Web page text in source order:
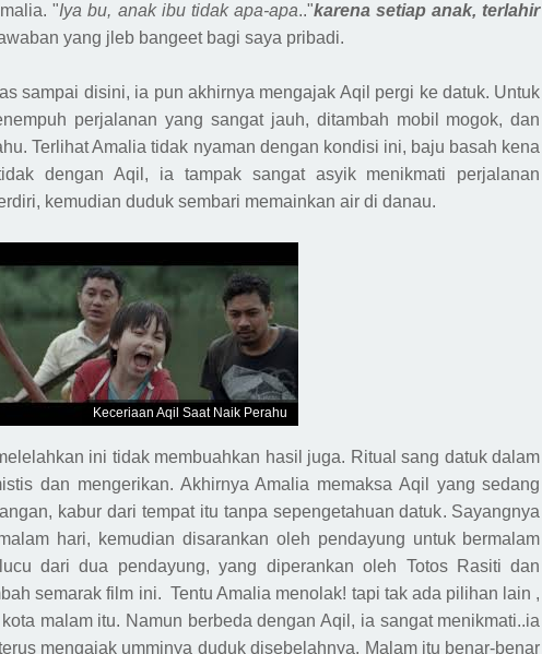
"Iya bu, anak ibu tidak apa-apa.."karena setiap anak, terlahir
yang jleb bangeet bagi saya pribadi.
sampai disini, ia pun akhirnya mengajak Aqil pergi ke datuk. Untuk
perjalanan yang sangat jauh, ditambah mobil mogok, dan
. Terlihat Amalia tidak nyaman dengan kondisi ini, baju basah kena
dengan Aqil, ia tampak sangat asyik menikmati perjalanan
kemudian duduk sembari memainkan air di danau.
Keceriaan Aqil Saat Naik Perahu
ini tidak membuahkan hasil juga. Ritual sang datuk dalam
dan mengerikan. Akhirnya Amalia memaksa Aqil yang sedang
kabur dari tempat itu tanpa sepengetahuan datuk. Sayangnya
hari, kemudian disarankan oleh pendayung untuk bermalam
dari dua pendayung,yang diperankan oleh Totos Rasiti dan
semarak film ini. Tentu Amalia menolak! tapi tak ada pilihan lain ,
malam itu. Namun berbeda dengan Aqil, ia sangat menikmati..ia
mengajak umminya duduk disebelahnya. Malam itu benar-benar